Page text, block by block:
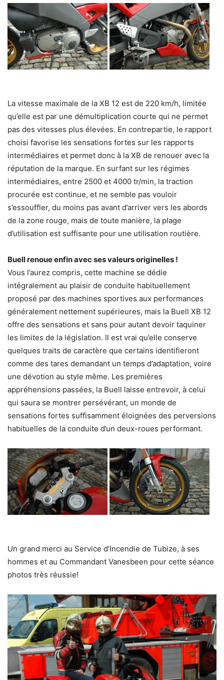
La vitesse maximale de la XB 12 est de 220 km/h, limitée
qu’elle est par une démultiplication courte qui ne permet
pas des vitesses plus élevées. En contrepartie, le rapport
choisi favorise les sensations fortes sur les rapports
intermédiaires et permet donc à la XB de renouer avec la
réputation de la marque. En surfant sur les régimes
intermédiaires, entre 2500 et 4000 tr/min, la traction
procurée est continue, et ne semble pas vouloir
s’essouffler, du moins pas avant d’arriver vers les abords
de la zone rouge, mais de toute manière, la plage
d’utilisation est suffisante pour une utilisation routière.
Buell renoue enfin avec ses valeurs originelles !
Vous l’aurez compris, cette machine se dédie
intégralement au plaisir de conduite habituellement
proposé par des machines sportives aux performances
généralement nettement supérieures, mais la Buell XB 12
offre des sensations et sans pour autant devoir taquiner
les limites de la législation. Il est vrai qu’elle conserve
quelques traits de caractère que certains identifieront
comme des tares demandant un temps d’adaptation, voire
une dévotion au style même. Les premières
appréhensions passées, la Buell laisse entrevoir, à celui
qui saura se montrer persévérant, un monde de
sensations fortes suffisamment éloignées des perversions
habituelles de la conduite d’un deux-roues performant.
Un grand merci au Service d’Incendie de Tubize, à ses
hommes et au Commandant Vanesbeen pour cette séance
photos très réussie!